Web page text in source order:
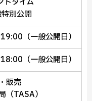
別公開
（一般公開日）
（一般公開日）
販売
（TASA）